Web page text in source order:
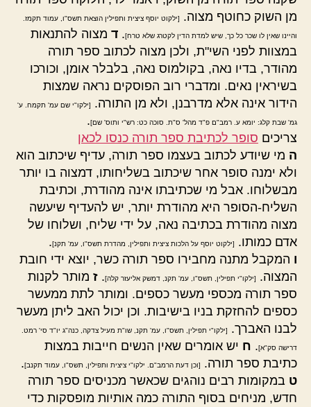
מן השוק כחוטף מצוה.
[ילקוט יוסף ציצית ותפילין הוצאת תשס"ו, עמוד תקמז.
והיינו שאין לו שכר כל כך, שיש למדת הדין לקטרג שלא טרח]. ד מצוה להתנאות
במצוות לפני השי"ת, ולכן מצוה לכתוב ספר תורה
מהודר, בדיו נאה, בקולמוס נאה, בלבלר אומן, וכורכו
בשיראין נאים. ומדברי רוב הפוסקים נראה שמצות
הידור אינה אלא מדרבנן, ולא מן התורה.
[ילקו"י שם עמ' תקמח. ע'
גמ' שבת קלג: יומא ע. רמב"ם פ"ד מהל' ס"ת. סוכה כט: רש"י ותוס' שם].
צריכים סופר לכתיבת ספר תורה כנסו לכאן
ה מי שיודע לכתוב בעצמו ספר תורה, עדיף שיכתוב הוא
ולא ימנה סופר אחר שיכתוב בשליחותו, דמצוה בו יותר
מבשלוחו. אבל מי שכתיבתו אינה מהודרת, וכתיבת
השליח-הסופר היא מהודרת יותר, יש להעדיף שיעשה
מצוה מהודרת בכתיבה נאה, על ידי שליח, ושלוחו של
אדם כמותו.
[ילקוט יוסף על הלכות ציצית ותפילין, מהדרת תשס"ו, עמ' תקנ].
ו המקבל מתנה מחבירו ספר תורה כשר, יוצא ידי חובת
המצוה.
[ילקו"י תפילין, תשס"ו, עמ' תקנ, דמשק אליעזר קלה]. ז מותר לקנות
ספר תורה מכספי מעשר כספים. ומותר לתת ממעשר
כספים להחזקת בניו בישיבות. וכן יכול האב ליתן מעשר
לבנו האברך.
[ילקו"י תפילין, תשס"ו, עמ' תקנ, שו"ת מעיל צדקה, כנה"ג יו"ד סי' רמט.
דרישה סק"א]. ח יש אומרים שאין הנשים חייבות במצות
כתיבת ספר תורה.
[וכן דעת הרמב"ם. ילקו"י ציצית ותפילין, תשס"ו, עמוד תקנב].
ט במקומות רבים נוהגים שכאשר מכניסים ספר תורה
חדש, מניחים בסוף התורה כמה אותיות מופסקות כדי